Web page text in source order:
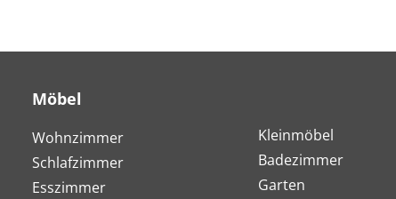
Möbel
Wohnzimmer
Schlafzimmer
Esszimmer
Kleinmöbel
Badezimmer
Garten